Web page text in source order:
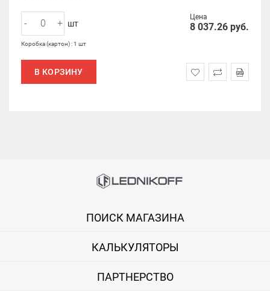
Цена
8 037.26 руб.
- + шт
Коробка (картон) : 1 шт
В КОРЗИНУ
ПОИСК МАГАЗИНА
КАЛЬКУЛЯТОРЫ
ПАРТНЕРСТВО